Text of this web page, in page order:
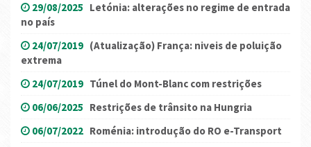
29/08/2025 Letónia: alterações no regime de entrada
no país
24/07/2019 (Atualização) França: niveis de poluição
extrema
24/07/2019 Túnel do Mont-Blanc com restrições
06/06/2025 Restrições de trânsito na Hungria
06/07/2022 Roménia: introdução do RO e-Transport